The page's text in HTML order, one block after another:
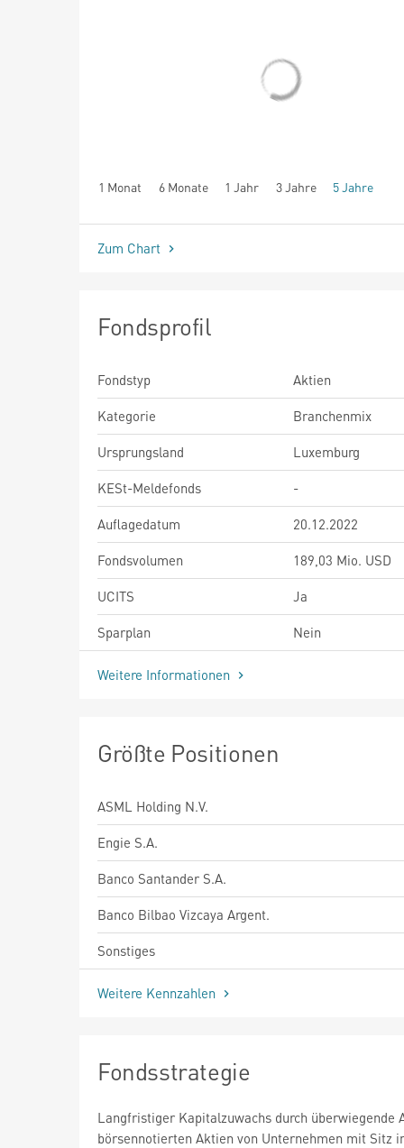
1 Monat 6 Monate 1 Jahr 3 Jahre 5 Jahre
seit Beginn
Zum Chart
Fondsprofil
Fondstyp
Aktien
Kategorie
Branchenmix
Ursprungsland
Luxemburg
KESt-Meldefonds
-
Auflagedatum
20.12.2022
Fondsvolumen
189,03 Mio. USD
UCITS
Ja
Sparplan
Nein
Weitere Informationen
Größte Positionen
ASML Holding N.V.
Engie S.A.
Banco Santander S.A.
Banco Bilbao Vizcaya Argent.
Sonstiges
Weitere Kennzahlen
Fondsstrategie
Langfristiger Kapitalzuwachs durch überwiegende
börsennotierten Aktien von Unternehmen mit Sitz